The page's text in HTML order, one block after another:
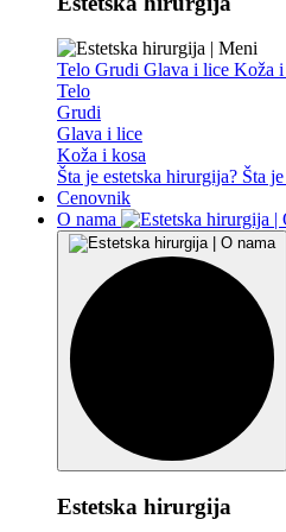
Telo Grudi Glava i lice Koža i
Telo
Grudi
Glava i lice
Koža i kosa
Šta je estetska hirurgija? Šta
Cenovnik
O nama
Estetska hirurgija